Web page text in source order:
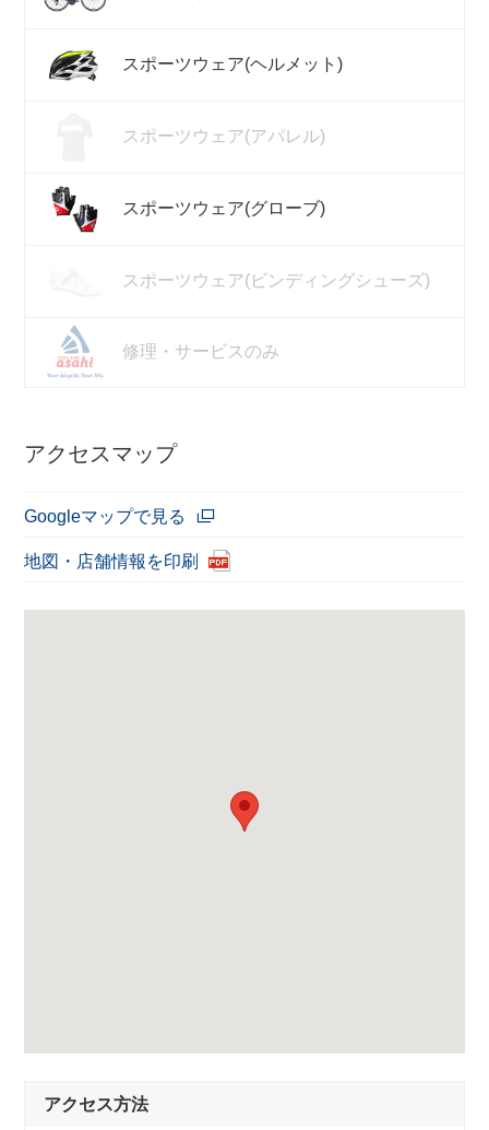
スポーツウェア(ヘルメット)
スポーツウェア(アパレル)
スポーツウェア(グローブ)
スポーツウェア(ビンディングシューズ)
修理・サービスのみ
アクセスマップ
Googleマップで見る
地図・店舗情報を印刷
アクセス方法